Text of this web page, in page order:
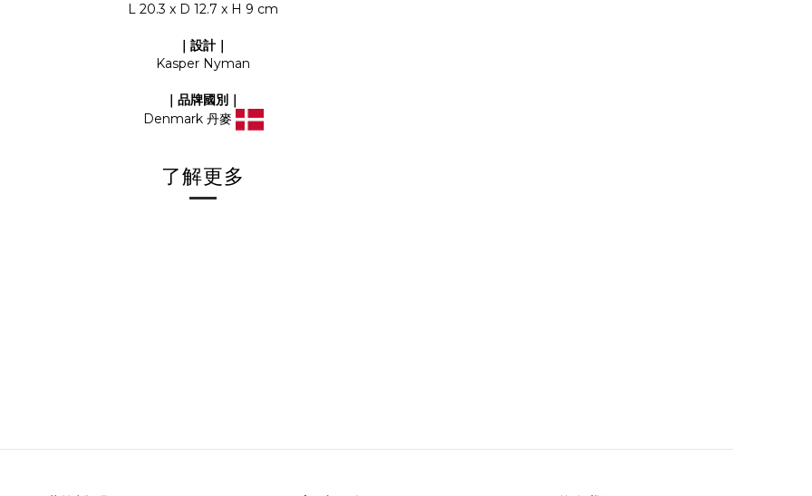
L 20.3 x D 12.7 x H 9 cm
｜設計｜
Kasper Nyman
｜品牌國別｜
Denmark 丹麥
了解更多